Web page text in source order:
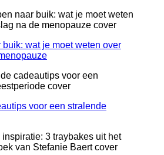
wat je moet weten over
voor een stralende